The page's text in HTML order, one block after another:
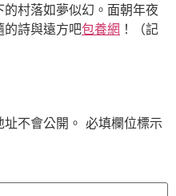
村落如夢似幻。面朝年夜
的詩與遠方吧包養網 ！（記
不會公開。 必填欄位標示